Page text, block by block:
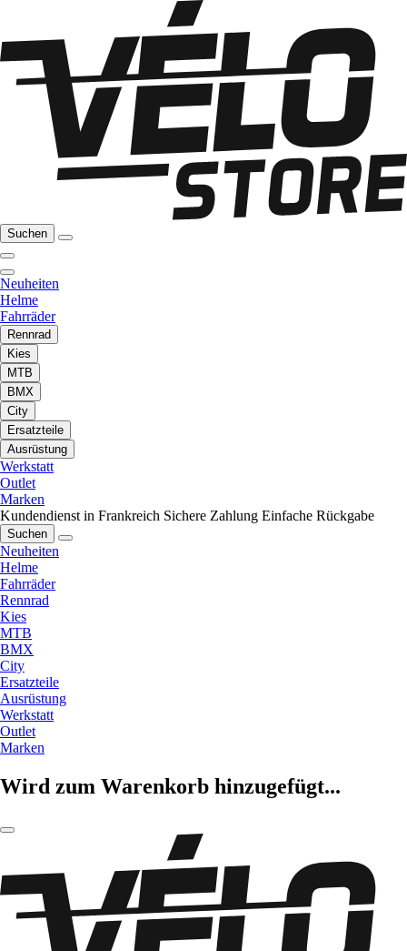
Suchen
Neuheiten
Helme
Fahrräder
Rennrad
Kies
MTB
BMX
City
Ersatzteile
Ausrüstung
Werkstatt
Outlet
Marken
Kundendienst in Frankreich Sichere Zahlung Einfache Rückgabe
Suchen
Neuheiten
Helme
Fahrräder
Rennrad
Kies
MTB
BMX
City
Ersatzteile
Ausrüstung
Werkstatt
Outlet
Marken
Wird zum Warenkorb hinzugefügt...